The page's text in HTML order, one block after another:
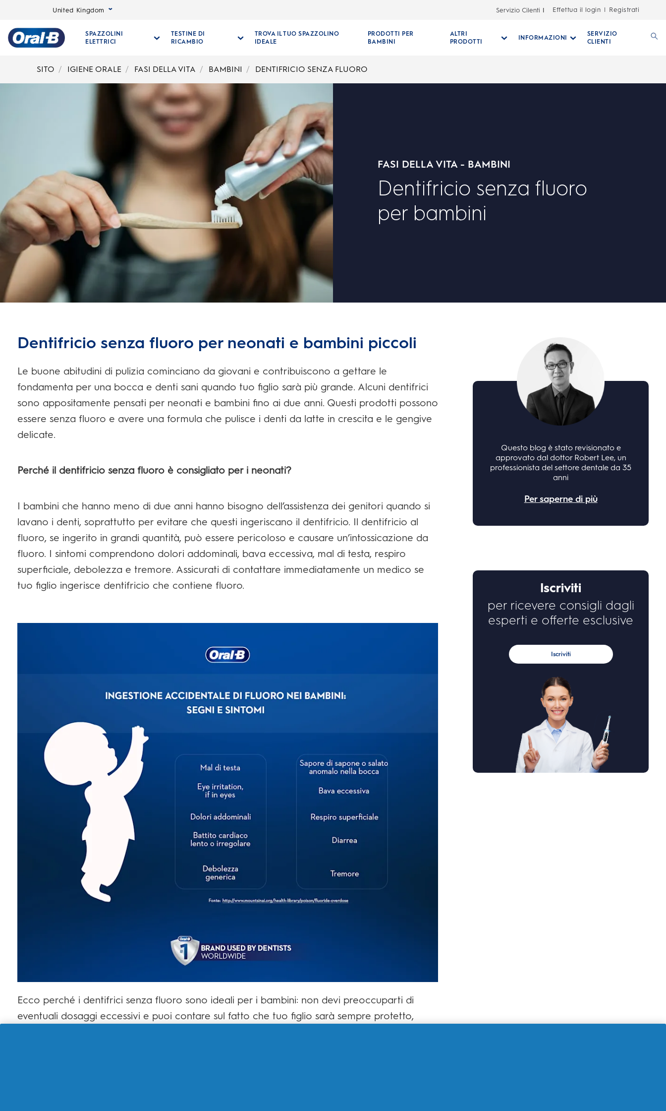
United Kingdom Servizio Cilenti Effettua il login Registrati
iniziale
SPAZZOLINI
ELETTRICI
TESTINE DI
RICAMBIO
TROVA IL TUO SPAZZOLINO
IDEALE
PRODOTTI PER
BAMBINI
ALTRI
PRODOTTI
INFORMAZIONI
SERVIZIO
CLIENTI
SITO IGIENE ORALE FASI DELLA VITA BAMBINI DENTIFRICIO SENZA FLUORO
FASI DELLA VITA - BAMBINI
Dentifricio senza fluoro
per bambini
Dentifricio senza fluoro per neonati e bambini piccoli
Le buone abitudini di pulizia cominciano da giovani e contribuiscono a gettare le
fondamenta per una bocca e denti sani quando tuo figlio sarà più grande. Alcuni dentifrici
sono appositamente pensati per neonati e bambini fino ai due anni. Questi prodotti possono
essere senza fluoro e avere una formula che pulisce i denti da latte in crescita e le gengive
delicate.
Perché il dentifricio senza fluoro è consigliato per i neonati?
I bambini che hanno meno di due anni hanno bisogno dell’assistenza dei genitori quando si
lavano i denti, soprattutto per evitare che questi ingeriscano il dentifricio. Il dentifricio al
fluoro, se ingerito in grandi quantità, può essere pericoloso e causare un’intossicazione da
fluoro. I sintomi comprendono dolori addominali, bava eccessiva, mal di testa, respiro
superficiale, debolezza e tremore. Assicurati di contattare immediatamente un medico se
tuo figlio ingerisce dentifricio che contiene fluoro.
Ecco perché i dentifrici senza fluoro sono ideali per i bambini: non devi preoccuparti di
eventuali dosaggi eccessivi e puoi contare sul fatto che tuo figlio sarà sempre protetto,
Questo blog è stato revisionato e
approvato dal dottor Robert Lee, un
professionista del settore dentale da 35
anni
Per saperne di più
Iscriviti
per ricevere consigli dagli
esperti e offerte esclusive
Iscriviti